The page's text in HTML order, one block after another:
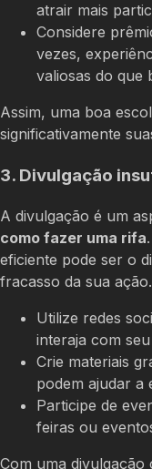
atrair mais
Considere
vezes,
valiosas do que
Assim, uma boa
significativamente
3. Divulgação
A divulgação é um
como fazer uma rifa
eficiente pode ser o
fracasso da sua
Utilize redes
interaja com
Crie materiais
podem ajudar a
Participe de
feiras ou
Com uma